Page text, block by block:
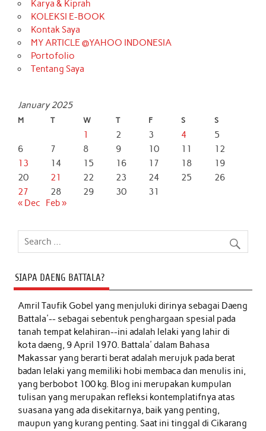
Karya & Kiprah
KOLEKSI E-BOOK
Kontak Saya
MY ARTICLE @YAHOO INDONESIA
Portofolio
Tentang Saya
January 2025
M T W T F S S
1 2 3 4
5
6
7 8 9 10 11
12
13
14 15 16 17 18
19
20
21 22 23 24 25
26
27
28 29 30
31
« Dec
Feb »
SIAPA DAENG BATTALA?
Amril Taufik Gobelyang menjuluki dirinya sebagai Daeng
Battala'-- sebagai sebentuk penghargaan spesial pada
tanah tempat kelahiran--ini adalah lelaki yang lahir di
kota daeng, 9 April 1970. Battala' dalam Bahasa
Makassar yang berarti berat adalah merujuk pada berat
badan lelaki yang memiliki hobi membaca dan menulis ini,
yang berbobot 100 kg. Blog ini merupakan kumpulan
tulisan yang merupakan refleksi kontemplatifnya atas
suasana yang ada disekitarnya, baik yang penting,
maupun yang kurang penting. Saat ini tinggal di Cikarang